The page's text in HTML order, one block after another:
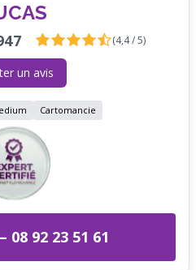
(4,4 / 5)
un avis
Cartomancie
92 23 51 61